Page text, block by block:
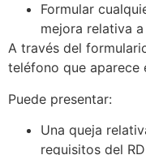
Formular
mejora relativa
A través del
teléfono que aparece
Puede presentar:
Una queja
requisitos del